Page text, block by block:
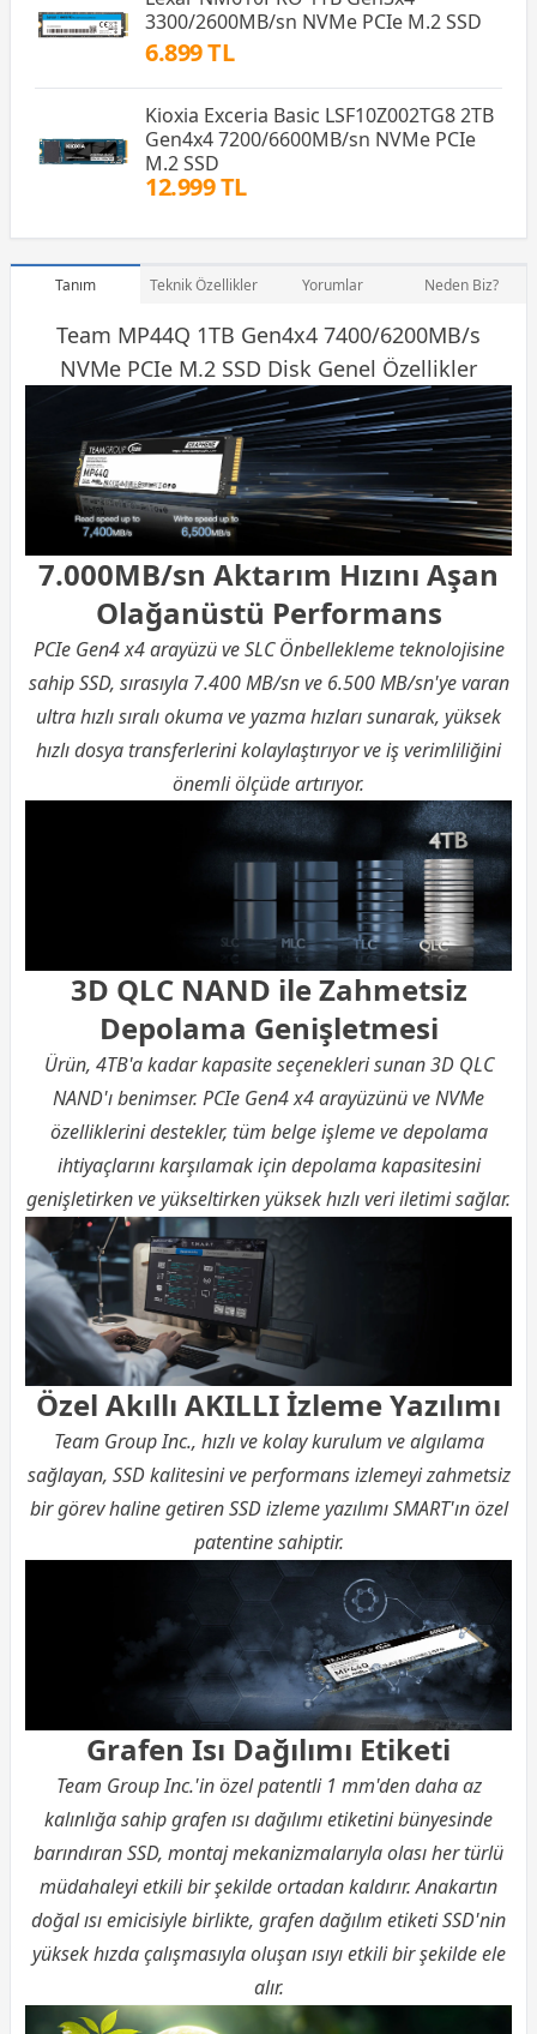
3300/2600MB/sn NVMe PCIe M.2 SSD
6.899 TL
Kioxia Exceria Basic LSF10Z002TG8 2TB
Gen4x4 7200/6600MB/sn NVMe PCIe
M.2 SSD
12.999 TL
Tanım Teknik Özellikler Yorumlar Neden Biz?
Team MP44Q 1TB Gen4x4 7400/6200MB/s
NVMe PCIe M.2 SSD Disk Genel Özellikler
7.000MB/sn Aktarım Hızını Aşan
Olağanüstü Performans
PCIe Gen4 x4 arayüzü ve SLC Önbellekleme teknolojisine
sahip SSD, sırasıyla 7.400 MB/sn ve 6.500 MB/sn'ye varan
ultra hızlı sıralı okuma ve yazma hızları sunarak, yüksek
hızlı dosya transferlerini kolaylaştırıyor ve iş verimliliğini
önemli ölçüde artırıyor.
3D QLC NAND ile Zahmetsiz
Depolama Genişletmesi
Ürün, 4TB'a kadar kapasite seçenekleri sunan 3D QLC
NAND'ı benimser. PCIe Gen4 x4 arayüzünü ve NVMe
özelliklerini destekler, tüm belge işleme ve depolama
ihtiyaçlarını karşılamak için depolama kapasitesini
genişletirken ve yükseltirken yüksek hızlı veri iletimi sağlar.
Özel Akıllı AKILLI İzleme Yazılımı
Team Group Inc., hızlı ve kolay kurulum ve algılama
sağlayan, SSD kalitesini ve performans izlemeyi zahmetsiz
bir görev haline getiren SSD izleme yazılımı SMART'ın özel
patentine sahiptir.
Grafen Isı Dağılımı Etiketi
Team Group Inc.'in özel patentli 1 mm'den daha az
kalınlığa sahip grafen ısı dağılımı etiketini bünyesinde
barındıran SSD, montaj mekanizmalarıyla olası her türlü
müdahaleyi etkili bir şekilde ortadan kaldırır. Anakartın
doğal ısı emicisiyle birlikte, grafen dağılım etiketi SSD'nin
yüksek hızda çalışmasıyla oluşan ısıyı etkili bir şekilde ele
alır.